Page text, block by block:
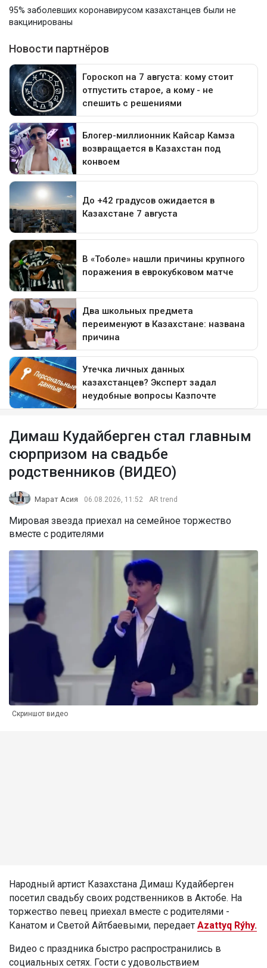
95% заболевших коронавирусом казахстанцев были не
вакцинированы
Димаш Кудайберген стал главным
сюрпризом на свадьбе
родственников (ВИДЕО)
Марат Асия 06.08.2026, 11:52 AR trend
Мировая звезда приехал на семейное торжество
вместе с родителями
Скриншот видео
Народный артист Казахстана Димаш Кудайберген
посетил свадьбу своих родственников в Актобе. На
торжество певец приехал вместе с родителями -
Канатом и Светой Айтбаевыми, передает Azattyq Rýhy.
Видео с праздника быстро распространились в
социальных сетях. Гости с удовольствием